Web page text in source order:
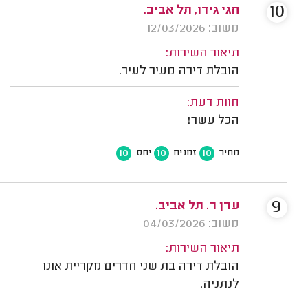
חגי גידו, תל אביב.
משוב: 12/03/2026
תיאור השירות:
הובלת דירה מעיר לעיר.
חוות דעת:
הכל עשר!
מחיר 10 זמנים 10 יחס 10
10
ערן ר. תל אביב.
משוב: 04/03/2026
תיאור השירות:
הובלת דירה בת שני חדרים מקריית אונו
לנתניה.
9